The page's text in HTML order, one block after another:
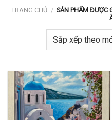
TRANG CHỦ / SẢN PHẨM ĐƯỢC